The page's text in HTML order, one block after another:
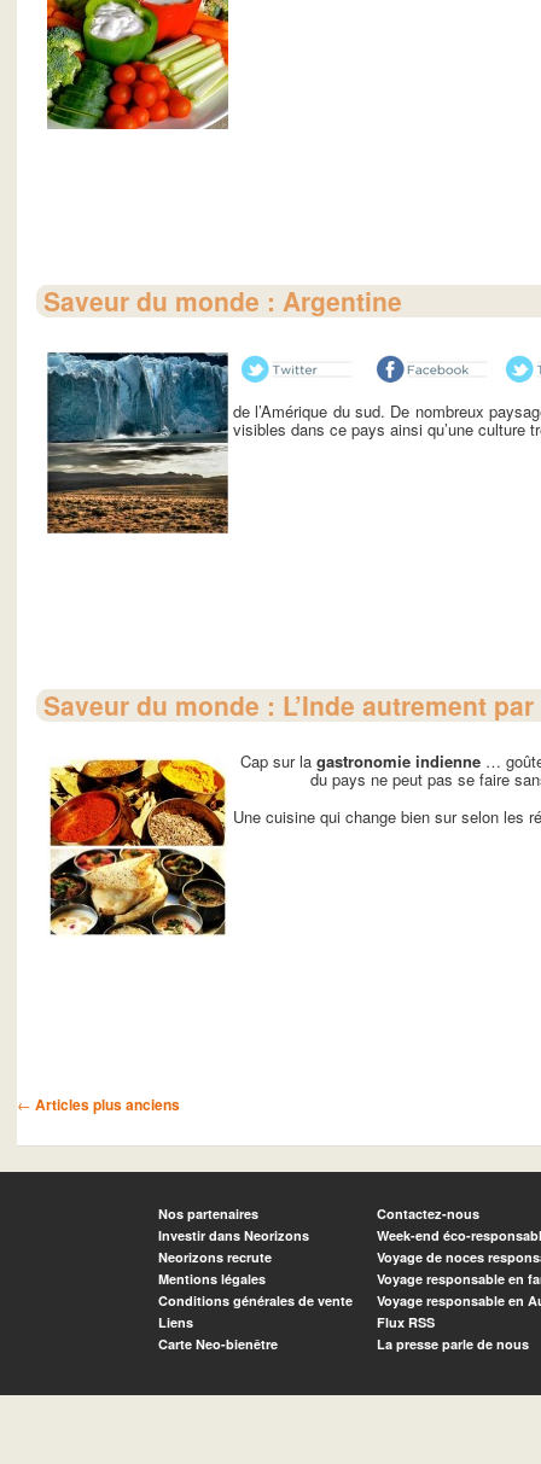
Saveur du monde : Argentine
de l’Amérique du sud. De nombreux
visibles dans ce pays ainsi qu’une culture
Saveur du monde : L’Inde autrement
Cap sur la gastronomie indienne …
du pays ne peut pas se faire
Une cuisine qui change bien sur selon les
Navigation des articles
← Articles plus anciens
Nos partenaires
Investir dans Neorizons
Neorizons recrute
Mentions légales
Conditions générales de vente
Liens
Carte Neo-bienêtre
Contactez-nous
Week-end éco-
Voyage de noces
Voyage responsable en
Voyage responsable en
Flux RSS
La presse parle de nous